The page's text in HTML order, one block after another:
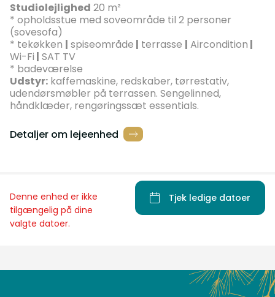
Studiolejlighed 20 m²
* opholdsstue med soveområde til 2 personer
(sovesofa)
* tekøkken | spiseområde | terrasse | Aircondition |
Wi-Fi | SAT TV
* badeværelse
Udstyr: kaffemaskine, redskaber, tørrestativ,
udendørsmøbler på terrassen. Sengelinned,
håndklæder, rengøringssæt essentials.
Detaljer om lejeenhed
Denne enhed er ikke
tilgængelig på dine
valgte datoer.
Tjek ledige datoer